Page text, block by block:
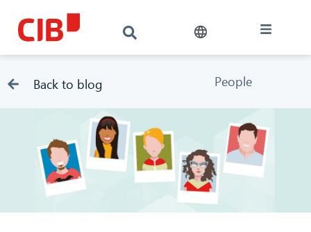
Back to blog People